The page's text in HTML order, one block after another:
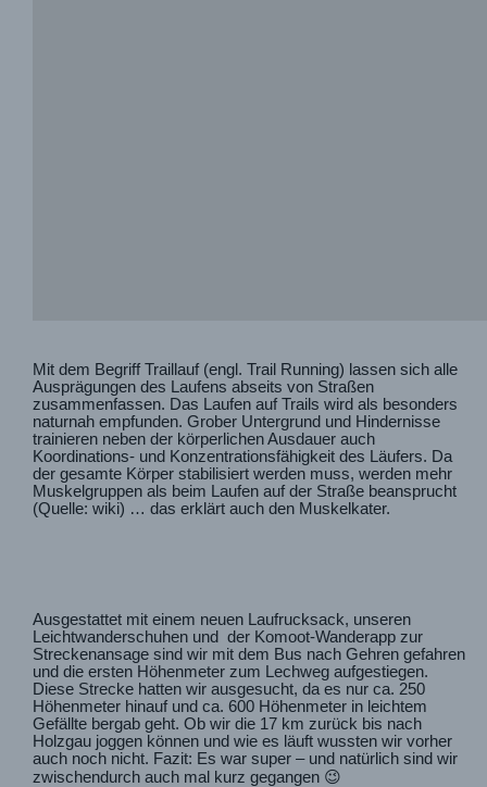
Mit dem Begriff Traillauf (engl. Trail Running) lassen sich alle
Ausprägungen des Laufens abseits von Straßen
zusammenfassen. Das Laufen auf Trails wird als besonders
naturnah empfunden. Grober Untergrund und Hindernisse
trainieren neben der körperlichen Ausdauer auch
Koordinations- und Konzentrationsfähigkeit des Läufers. Da
der gesamte Körper stabilisiert werden muss, werden mehr
Muskelgruppen als beim Laufen auf der Straße beansprucht
(Quelle: wiki) … das erklärt auch den Muskelkater.
Ausgestattet mit einem neuen Laufrucksack, unseren
Leichtwanderschuhen und der Komoot-Wanderapp zur
Streckenansage sind wir mit dem Bus nach Gehren gefahren
und die ersten Höhenmeter zum Lechweg aufgestiegen.
Diese Strecke hatten wir ausgesucht, da es nur ca. 250
Höhenmeter hinauf und ca. 600 Höhenmeter in leichtem
Gefällte bergab geht. Ob wir die 17 km zurück bis nach
Holzgau joggen können und wie es läuft wussten wir vorher
auch noch nicht. Fazit: Es war super – und natürlich sind wir
zwischendurch auch mal kurz gegangen 😉